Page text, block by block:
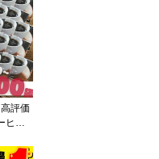
牛 国
き焼
真空
ク 20
円 10
円
評価
ー
る ~
あり